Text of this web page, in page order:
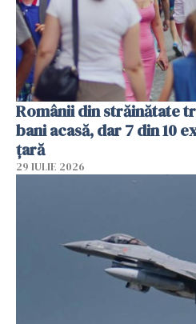
Românii din străinătate
bani acasă, dar 7 din 10
țară
29 IULIE 2026